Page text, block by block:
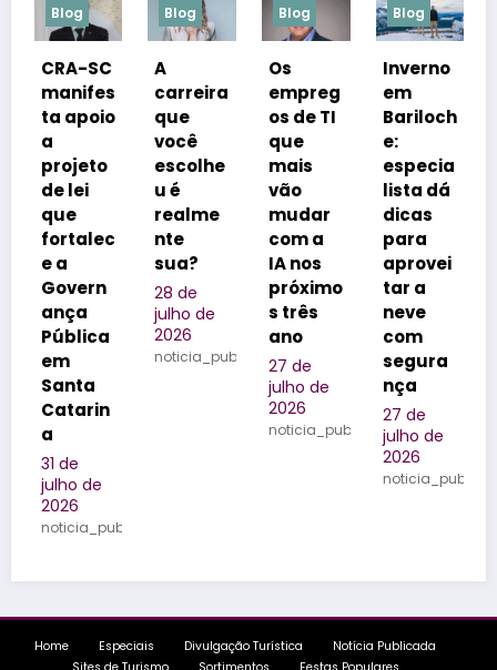
Blog
A
carreira
que
escolhe
u é
realme
nte
sua?
28 de
julho de
2026
noticia_publicada
Blog
empreg
os de TI
que
mais
vão
mudar
com a
IA nos
próximo
s três
ano
27 de
noticia_publicada
Blog
Inverno
em
Bariloch
e:
especia
lista dá
dicas
para
aprovei
tar a
neve
com
segura
nça
27 de
julho de
noticia_publicada
Blog
Congre
sso
coloca
Florianó
polis na
vitrine
dos
realizad
ores de
eventos
do
Brasil
25 de
julho de
2026
Sites de Turismo
Sortimentos
Festas Populares
WebRádio
Contatos